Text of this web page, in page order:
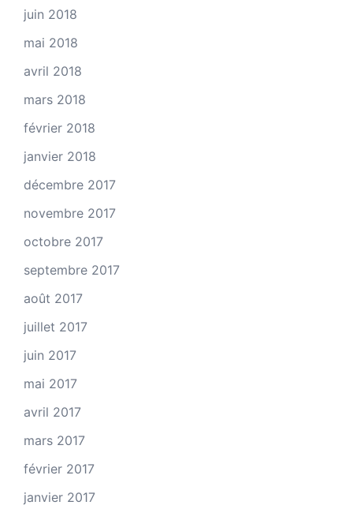
juin 2018
mai 2018
avril 2018
mars 2018
février 2018
janvier 2018
décembre 2017
novembre 2017
octobre 2017
septembre 2017
août 2017
juillet 2017
juin 2017
mai 2017
avril 2017
mars 2017
février 2017
janvier 2017